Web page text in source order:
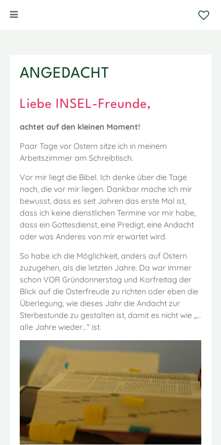
ANGEDACHT
Liebe INSEL-Freunde,
achtet auf den kleinen Moment!
Paar Tage vor Ostern sitze ich in meinem
Arbeitszimmer am Schreibtisch.
Vor mir liegt die Bibel. Ich denke über die Tage
nach, die vor mir liegen. Dankbar mache ich mir
bewusst, dass es seit Jahren das erste Mal ist,
dass ich keine dienstlichen Termine vor mir habe,
dass ein Gottesdienst, eine Predigt, eine Andacht
oder was Anderes von mir erwartet wird.
So habe ich die Möglichkeit, anders auf Ostern
zuzugehen, als die letzten Jahre. Da war immer
schon VOR Gründonnerstag und Karfreitag der
Blick auf die Osterfreude zu richten oder eben die
Überlegung, wie dieses Jahr die Andacht zur
Sterbestunde zu gestalten ist, damit es nicht wie „…
alle Jahre wieder…“ ist.